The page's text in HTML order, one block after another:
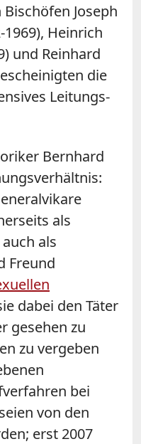
Joseph
Heinrich
und Reinhard
die
Leitungs-
Bernhard
als
als
Freund
dabei den Täter
gesehen zu
zu vergeben
bei
von den
erst 2007